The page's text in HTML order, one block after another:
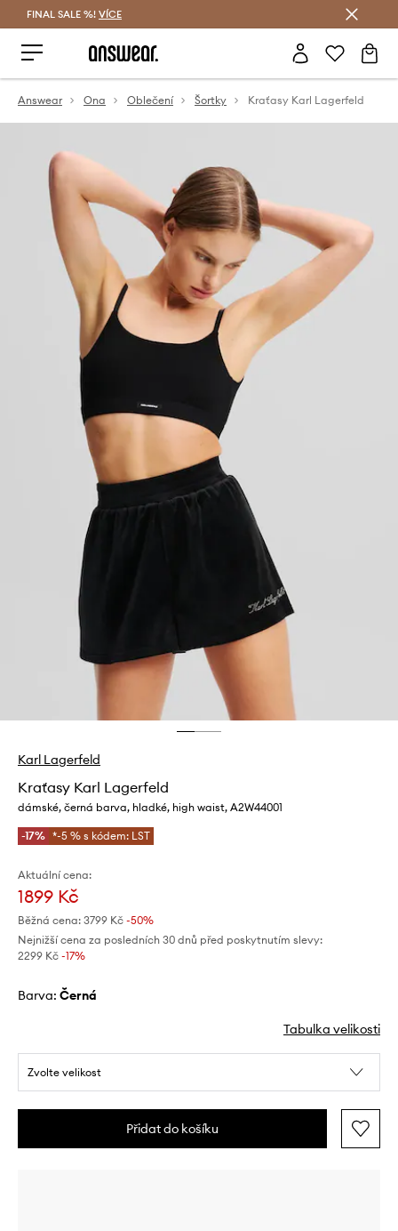
FINAL SALE %! VÍCE
Answear Ona Oblečení Šortky Kraťasy Karl Lagerfeld
Karl Lagerfeld
Kraťasy Karl Lagerfeld
dámské, černá barva, hladké, high waist, A2W44001
-17% *-5 % s kódem: LST
Aktuální cena:
1899 Kč
Běžná cena: 3799 Kč -50%
Nejnižší cena za posledních 30 dnů před poskytnutím slevy:
2299 Kč -17%
Barva: černá
Tabulka velikosti
Zvolte velikost
Přidat do košíku